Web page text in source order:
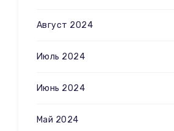
Август 2024
Июль 2024
Июнь 2024
Май 2024